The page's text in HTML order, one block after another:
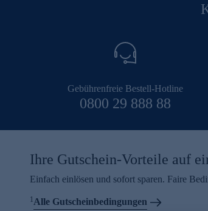
Gebührenfreie Bestell-Hotline
0800 29 888 88
Ihre Gutschein-Vorteile auf
Einfach einlösen und sofort sparen. Faire
1Alle Gutscheinbedingungen